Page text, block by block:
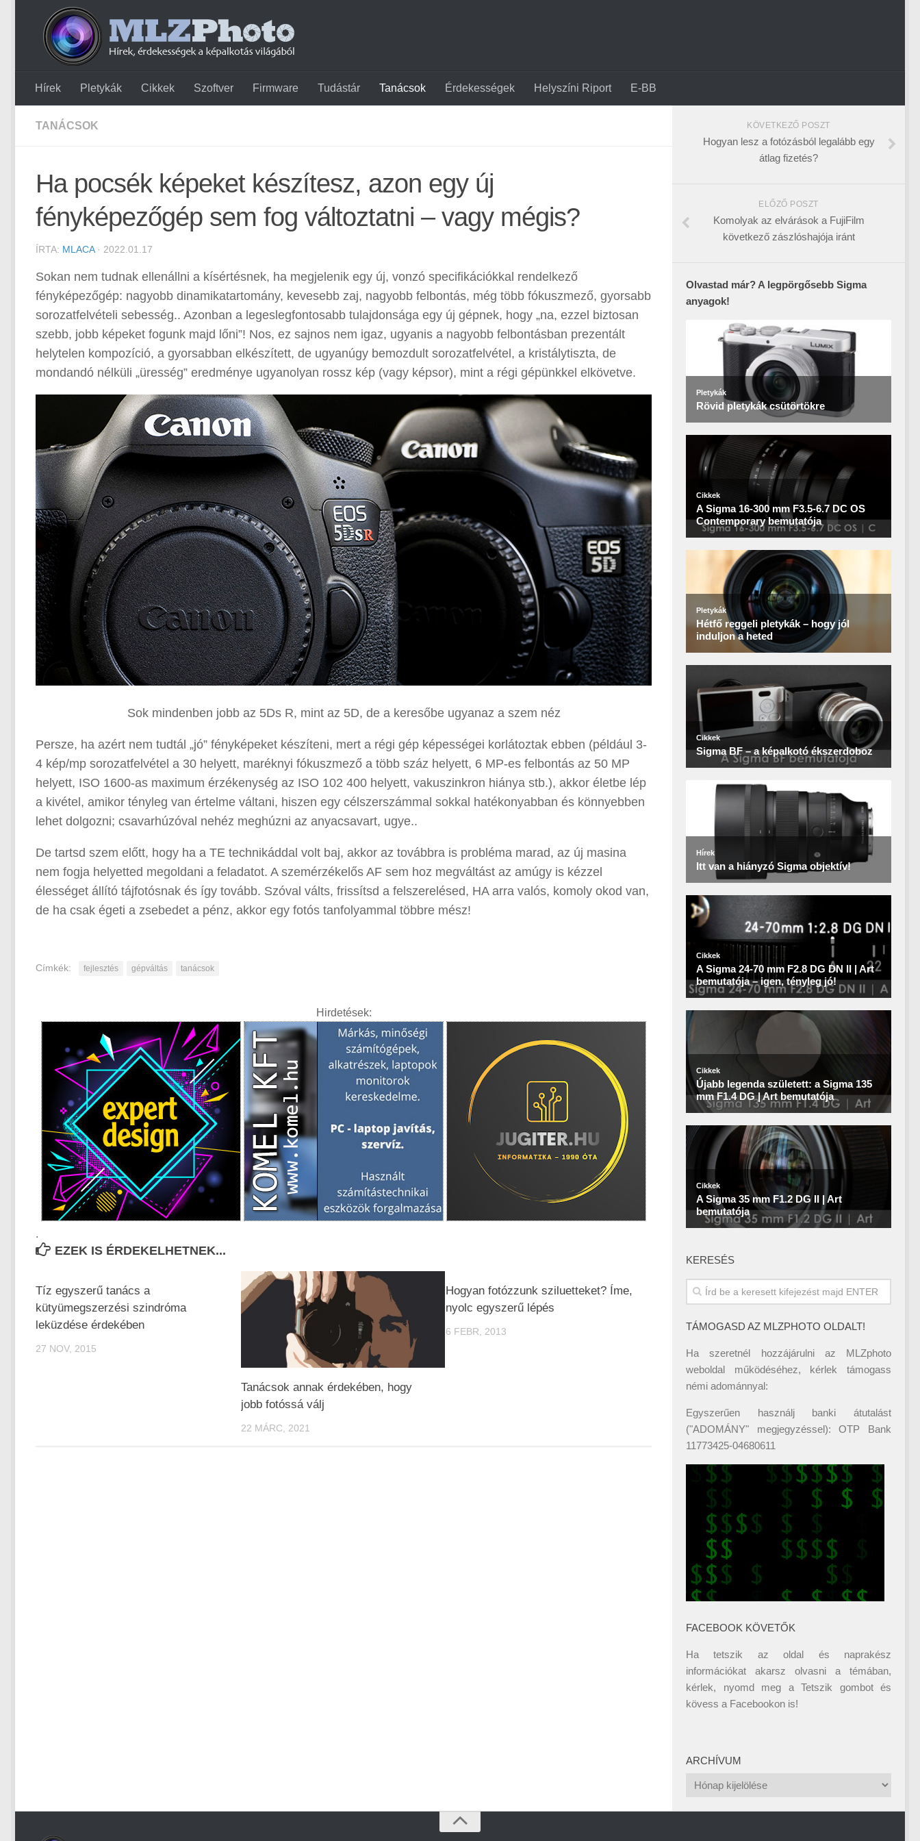
Hírek Pletykák Cikkek Szoftver Firmware Tudástár Tanácsok Érdekességek Helyszíni Riport E-BB
TANÁCSOK
Ha pocsék képeket készítesz, azon egy új
fényképezőgép sem fog változtatni – vagy mégis?
ÍRTA: MLACA· 2022.01.17
Sokan nem tudnak ellenállni a kísértésnek, ha megjelenik egy új, vonzó specifikációkkal rendelkező
fényképezőgép: nagyobb dinamikatartomány, kevesebb zaj, nagyobb felbontás, még több fókuszmező, gyorsabb
sorozatfelvételi sebesség.. Azonban a legeslegfontosabb tulajdonsága egy új gépnek, hogy „na, ezzel biztosan
szebb, jobb képeket fogunk majd lőni”! Nos, ez sajnos nem igaz, ugyanis a nagyobb felbontásban prezentált
helytelen kompozíció, a gyorsabban elkészített, de ugyanúgy bemozdult sorozatfelvétel, a kristálytiszta, de
mondandó nélküli „üresség” eredménye ugyanolyan rossz kép (vagy képsor), mint a régi gépünkkel elkövetve.
Sok mindenben jobb az 5Ds R, mint az 5D, de a keresőbe ugyanaz a szem néz
Persze, ha azért nem tudtál „jó” fényképeket készíteni, mert a régi gép képességei korlátoztak ebben (például 3-
4 kép/mp sorozatfelvétel a 30 helyett, maréknyi fókuszmező a több száz helyett, 6 MP-es felbontás az 50 MP
helyett, ISO 1600-as maximum érzékenység az ISO 102 400 helyett, vakuszinkron hiánya stb.), akkor életbe lép
a kivétel, amikor tényleg van értelme váltani, hiszen egy célszerszámmal sokkal hatékonyabban és könnyebben
lehet dolgozni; csavarhúzóval nehéz meghúzni az anyacsavart, ugye..
De tartsd szem előtt, hogy ha a TE technikáddal volt baj, akkor az továbbra is probléma marad, az új masina
nem fogja helyetted megoldani a feladatot. A szemérzékelős AF sem hoz megváltást az amúgy is kézzel
élességet állító tájfotósnak és így tovább. Szóval válts, frissítsd a felszerelésed, HA arra valós, komoly okod van,
de ha csak égeti a zsebedet a pénz, akkor egy fotós tanfolyammal többre mész!
Címkék: fejlesztés gépváltás tanácsok
Hirdetések:
.
EZEK IS ÉRDEKELHETNEK...
Tíz egyszerű tanács a
kütyümegszerzési szindróma
leküzdése érdekében
27 NOV, 2015
Tanácsok annak érdekében, hogy
jobb fotóssá válj
22 MÁRC, 2021
Hogyan fotózzunk sziluetteket? Íme,
nyolc egyszerű lépés
6 FEBR, 2013
KÖVETKEZŐ POSZT
Hogyan lesz a fotózásból legalább egy
átlag fizetés?
ELŐZŐ POSZT
Komolyak az elvárások a FujiFilm
következő zászlóshajója iránt
Olvastad már? A legpörgősebb Sigma
anyagok!
KERESÉS
TÁMOGASD AZ MLZPHOTO OLDALT!
Ha szeretnél hozzájárulni az MLZphoto
weboldal működéséhez, kérlek támogass
némi adománnyal:
Egyszerűen használj banki átutalást
("ADOMÁNY" megjegyzéssel): OTP Bank
11773425-04680611
FACEBOOK KÖVETŐK
Ha tetszik az oldal és naprakész
információkat akarsz olvasni a témában,
kérlek, nyomd meg a Tetszik gombot és
kövess a Facebookon is!
ARCHÍVUM
Archívum